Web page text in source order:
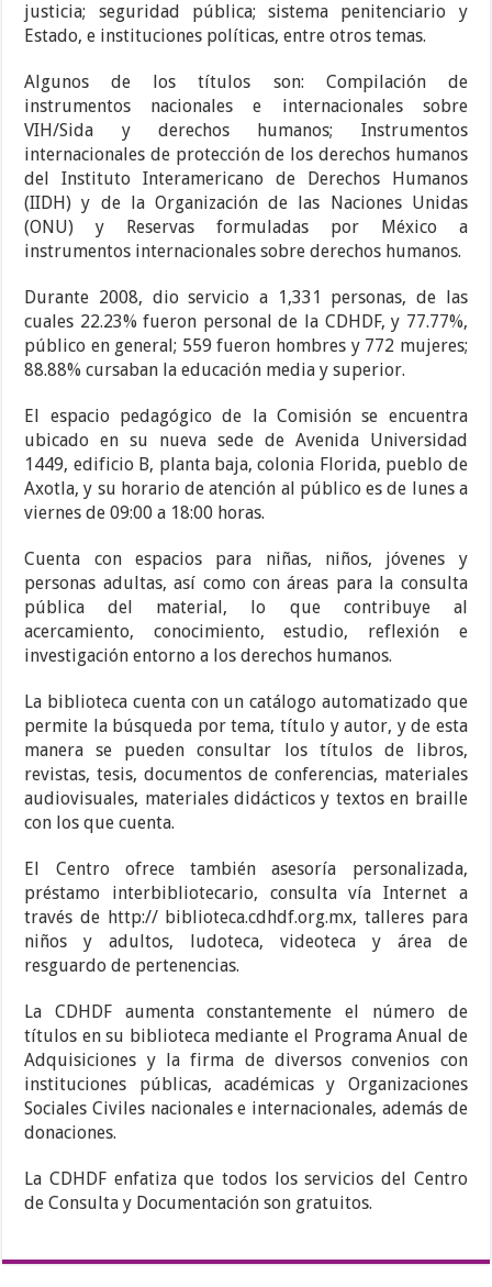
justicia; seguridad pública; sistema penitenciario y
Estado, e instituciones políticas, entre otros temas.
Algunos de los títulos son: Compilación de
instrumentos nacionales e internacionales sobre
VIH/Sida y derechos humanos; Instrumentos
internacionales de protección de los derechos humanos
del Instituto Interamericano de Derechos Humanos
(IIDH) y de la Organización de las Naciones Unidas
(ONU) y Reservas formuladas por México a
instrumentos internacionales sobre derechos humanos.
Durante 2008, dio servicio a 1,331 personas, de las
cuales 22.23% fueron personal de la CDHDF, y 77.77%,
público en general; 559 fueron hombres y 772 mujeres;
88.88% cursaban la educación media y superior.
El espacio pedagógico de la Comisión se encuentra
ubicado en su nueva sede de Avenida Universidad
1449, edificio B, planta baja, colonia Florida, pueblo de
Axotla, y su horario de atención al público es de lunes a
viernes de 09:00 a 18:00 horas.
Cuenta con espacios para niñas, niños, jóvenes y
personas adultas, así como con áreas para la consulta
pública del material, lo que contribuye al
acercamiento, conocimiento, estudio, reflexión e
investigación entorno a los derechos humanos.
La biblioteca cuenta con un catálogo automatizado que
permite la búsqueda por tema, título y autor, y de esta
manera se pueden consultar los títulos de libros,
revistas, tesis, documentos de conferencias, materiales
audiovisuales, materiales didácticos y textos en braille
con los que cuenta.
El Centro ofrece también asesoría personalizada,
préstamo interbibliotecario, consulta vía Internet a
través de http:// biblioteca.cdhdf.org.mx, talleres para
niños y adultos, ludoteca, videoteca y área de
resguardo de pertenencias.
La CDHDF aumenta constantemente el número de
títulos en su biblioteca mediante el Programa Anual de
Adquisiciones y la firma de diversos convenios con
instituciones públicas, académicas y Organizaciones
Sociales Civiles nacionales e internacionales, además de
donaciones.
La CDHDF enfatiza que todos los servicios del Centro
de Consulta y Documentación son gratuitos.